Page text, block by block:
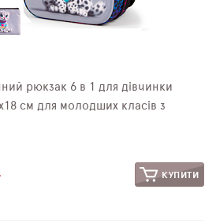
рюкзак 6 в 1 для дівчинки
см для молодших класів з
КУПИТИ